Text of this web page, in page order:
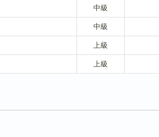
中級
中級
上級
上級